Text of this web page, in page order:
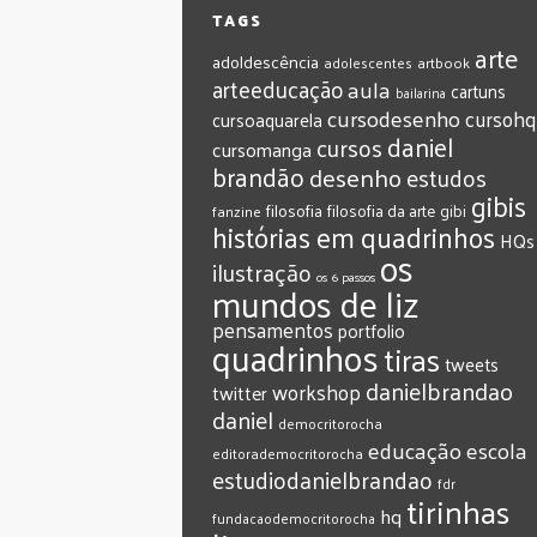
TAGS
adoldescência adolescentes artbook arte
arteeducaçãoaula bailarina cartuns
cursoaquarelacursodesenhocursohq
cursomanga cursosdaniel
brandãodesenhoestudos
fanzine filosofia filosofia da arte gibi gibis
histórias em quadrinhos HQs
ilustração os 6 passos os
mundos de liz
pensamentosportfolio
quadrinhostirastweets
twitterworkshop‎danielbrandao‬
‎daniel‬ ‎democritorocha
‎editorademocritorocha ‎educação‎escola
‎estudiodanielbrandao ‎fdr
‎fundacaodemocritorocha ‎hq ‎tirinhas